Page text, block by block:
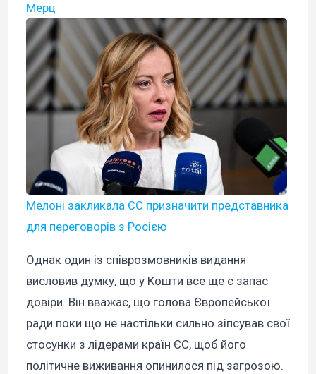
Мерц
Мелоні закликала ЄС призначити представника
для переговорів з Росією
Однак один із співрозмовників видання
висловив думку, що у Кошти все ще є запас
довіри. Він вважає, що голова Європейської
ради поки що не настільки сильно зіпсував свої
стосунки з лідерами країн ЄС, щоб його
політичне виживання опинилося під загрозою.